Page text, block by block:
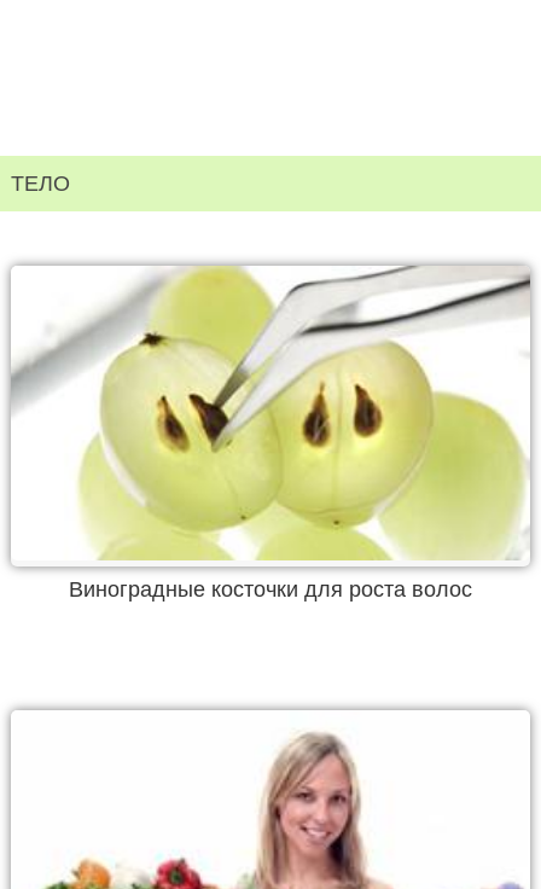
ТЕЛО
Виноградные косточки для роста волос